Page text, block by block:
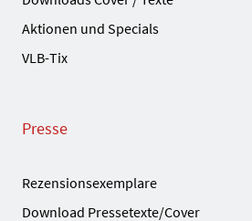
Aktionen und Specials
VLB-Tix
Presse
Rezensionsexemplare
Download Pressetexte/Cover